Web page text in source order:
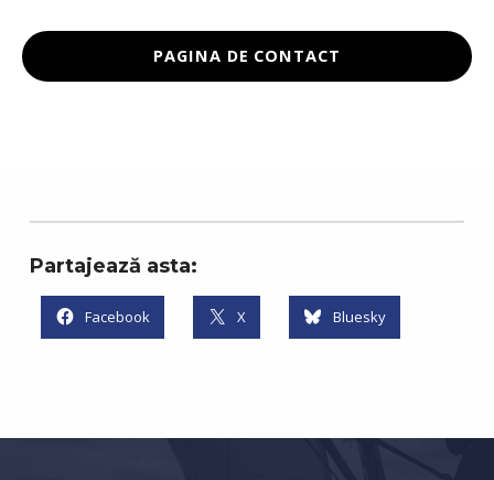
PAGINA DE CONTACT
Partajează asta:
Facebook X Bluesky